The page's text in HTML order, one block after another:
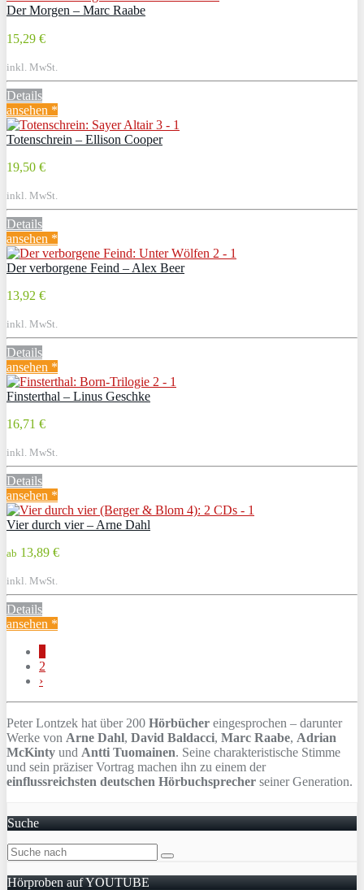
Der Morgen – Marc Raabe
15,29 €
inkl. MwSt.
Details
ansehen *
Totenschrein – Ellison Cooper
19,50 €
inkl. MwSt.
Details
ansehen *
Der verborgene Feind – Alex Beer
13,92 €
inkl. MwSt.
Details
ansehen *
Finsterthal – Linus Geschke
16,71 €
inkl. MwSt.
Details
ansehen *
Vier durch vier – Arne Dahl
ab 13,89 €
inkl. MwSt.
Details
ansehen *
2
›
Peter Lontzek hat über 200 Hörbücher eingesprochen – darunter
Werke von Arne Dahl, David Baldacci, Marc Raabe, Adrian
McKinty und Antti Tuomainen. Seine charakteristische Stimme
und sein präziser Vortrag machen ihn zu einem der
einflussreichsten deutschen Hörbuchsprecher seiner Generation.
Suche
Hörproben auf YOUTUBE